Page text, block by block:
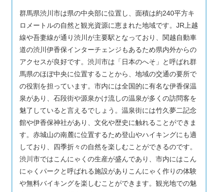
群馬県渋川市は県の中央部に位置し、面積は約240平方キ
ロメートルの自然と観光資源に恵まれた地域です。JR上越
線や吾妻線が通り渋川が主要駅となっており、関越自動車
道の渋川伊香保インターチェンジもあるため県内外からの
アクセスが良好です。渋川市は「日本のへそ」と呼ばれ群
馬県のほぼ中央に位置することから、地域の交通の要所で
の役割を担っています。市内には全国的に有名な伊香保温
泉があり、石段街や源泉かけ流しの温泉が多くの訪問客を
魅了していると言えるでしょう。温泉街には竹久夢二記念
館や伊香保神社があり、文化や歴史に触れることができま
す。赤城山の南麓に位置するため登山やハイキングにも適
しており、四季折々の自然を楽しむことができるのです。
渋川市ではこんにゃくの生産が盛んであり、市内にはこん
にゃくパークと呼ばれる施設がありこんにゃく作りの体験
や無料バイキングを楽しむことができます。観光地での魅